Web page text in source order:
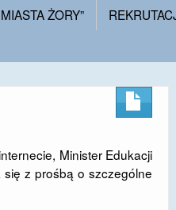
ŻORY”
Minister Edukacji
się z prośbą o szczególne